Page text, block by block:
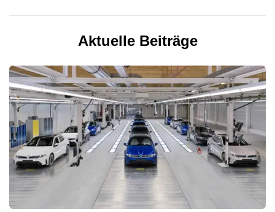
Aktuelle Beiträge